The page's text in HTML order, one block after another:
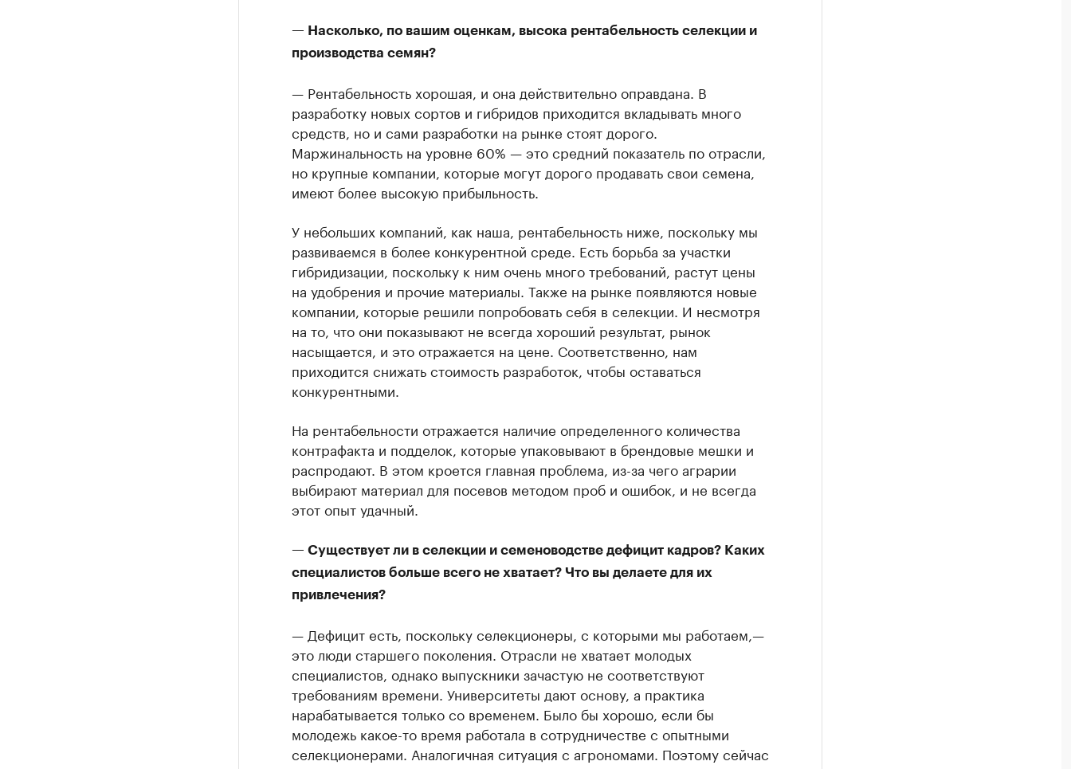
— Насколько, по вашим оценкам, высока рентабельность селекции и
производства семян?
— Рентабельность хорошая, и она действительно оправдана. В
разработку новых сортов и гибридов приходится вкладывать много
средств, но и сами разработки на рынке стоят дорого.
Маржинальность на уровне 60% — это средний показатель по отрасли,
но крупные компании, которые могут дорого продавать свои семена,
имеют более высокую прибыльность.
У небольших компаний, как наша, рентабельность ниже, поскольку мы
развиваемся в более конкурентной среде. Есть борьба за участки
гибридизации, поскольку к ним очень много требований, растут цены
на удобрения и прочие материалы. Также на рынке появляются новые
компании, которые решили попробовать себя в селекции. И несмотря
на то, что они показывают не всегда хороший результат, рынок
насыщается, и это отражается на цене. Соответственно, нам
приходится снижать стоимость разработок, чтобы оставаться
конкурентными.
На рентабельности отражается наличие определенного количества
контрафакта и подделок, которые упаковывают в брендовые мешки и
распродают. В этом кроется главная проблема, из-за чего аграрии
выбирают материал для посевов методом проб и ошибок, и не всегда
этот опыт удачный.
— Существует ли в селекции и семеноводстве дефицит кадров? Каких
специалистов больше всего не хватает? Что вы делаете для их
привлечения?
— Дефицит есть, поскольку селекционеры, с которыми мы работаем,—
это люди старшего поколения. Отрасли не хватает молодых
специалистов, однако выпускники зачастую не соответствуют
требованиям времени. Университеты дают основу, а практика
нарабатывается только со временем. Было бы хорошо, если бы
молодежь какое-то время работала в сотрудничестве с опытными
селекционерами. Аналогичная ситуация с агрономами. Поэтому сейчас